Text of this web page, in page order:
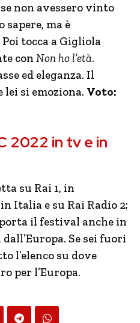
se non avessero vinto
sapere, ma è
tocca a Gigliola
con Non ho l’età.
ed eleganza. Il
lei si emoziona. Voto:
2022 in tv e in
su Rai 1, in
Italia e su Rai Radio 2;
il festival anche in
Se sei fuori
l’elenco su dove
per l’Europa.